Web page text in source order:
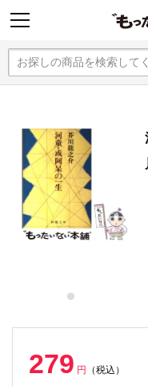
279 円 （税込）